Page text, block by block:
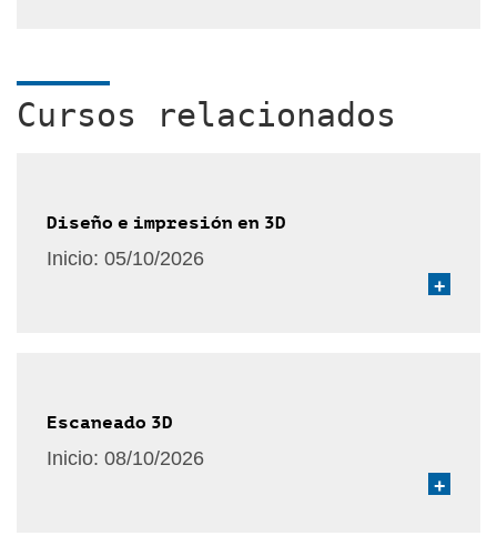
Cursos relacionados
Diseño e impresión en 3D
Inicio: 05/10/2026
+
Escaneado 3D
Inicio: 08/10/2026
+